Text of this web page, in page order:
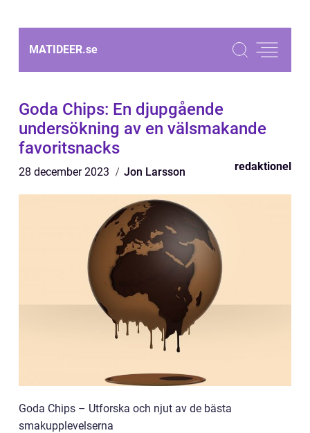
MATIDEER.se
Goda Chips: En djupgående
undersökning av en välsmakande
favoritsnacks
28 december 2023 Jon Larsson redaktionel
Goda Chips – Utforska och njut av de bästa
smakupplevelserna